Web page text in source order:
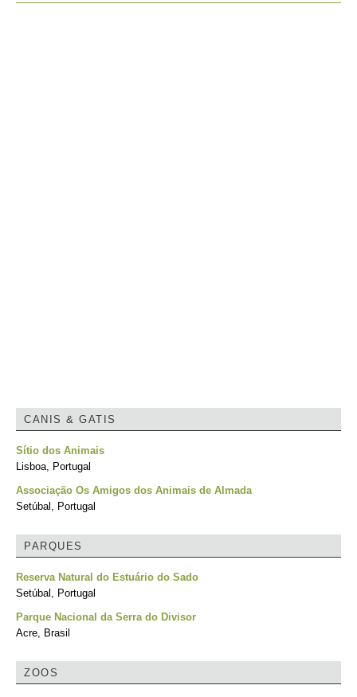
CANIS & GATIS
Sítio dos Animais
Lisboa, Portugal
Associação Os Amigos dos Animais de Almada
Setúbal, Portugal
PARQUES
Reserva Natural do Estuário do Sado
Setúbal, Portugal
Parque Nacional da Serra do Divisor
Acre, Brasil
ZOOS